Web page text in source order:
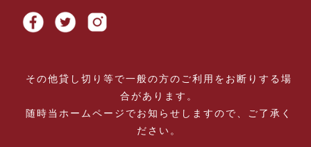
その他貸し切り等で一般の方のご利用をお断りする場
合があります。
随時当ホームページでお知らせしますので、ご了承く
ださい。